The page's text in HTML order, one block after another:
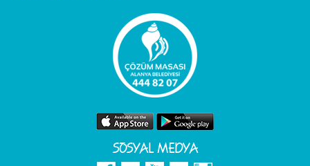
SOSYAL MEDYA